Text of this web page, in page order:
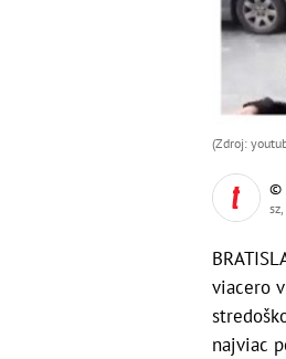
(Zdroj:
©
sz,
viacero
najviac